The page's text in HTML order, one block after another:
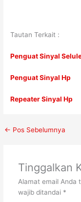
Tautan Terkait :
Penguat Sinyal
Penguat Sinyal Hp
Repeater Sinyal Hp
← Pos Sebelumnya
Tinggalkan
Alamat email Anda
wajib ditandai *